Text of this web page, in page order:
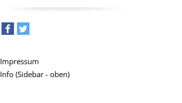
Impressum
Info (Sidebar - oben)